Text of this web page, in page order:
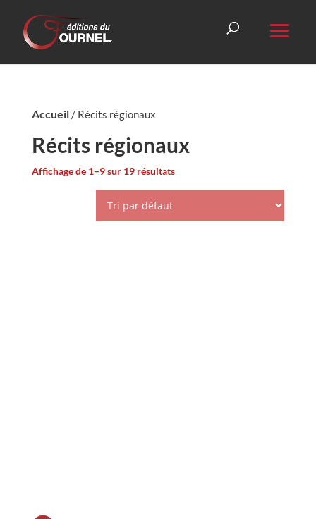
Accueil/ Récits régionaux
Récits régionaux
Affichage de 1–9 sur 19 résultats